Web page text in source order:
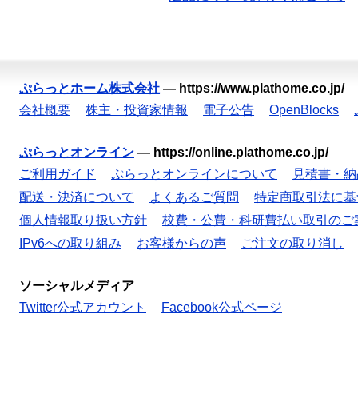
ぷらっとホーム株式会社 — https://www.plathome.co.jp/
会社概要
株主・投資家情報 電子公告 OpenBlocks
ぷらっとオンライン — https://online.plathome.co.jp/
ご利用ガイド
ぷらっとオンラインについて
見積書・
配送・決済について
よくあるご質問
特定商取引法に
個人情報取り扱い方針
校費・公費・科研費払い取引のご
IPv6への取り組み
お客様からの声 ご注文の取り消し
ソーシャルメディア
Twitter公式アカウント
Facebook公式ページ